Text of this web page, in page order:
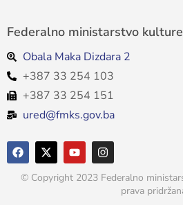
Federalno ministarstvo
Obala Maka Dizdara 2
+387 33 254 103
+387 33 254 151
ured@fmks.gov.ba
© Copyright 2023 Federalno
prava